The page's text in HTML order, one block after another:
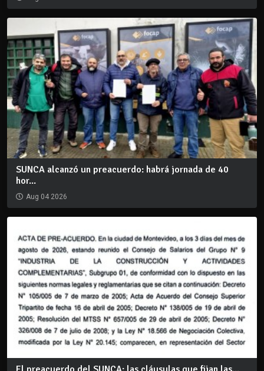
SUNCA alcanzó un preacuerdo: habrá jornada de 40
hor...
Aug 04 2026